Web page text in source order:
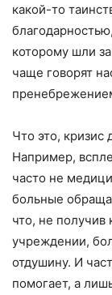
какой-то
которому шли
чаще говорят
Что это, кризис
Например,
часто не
больные
что, не
учреждении,
отдушину. И
помогает, а